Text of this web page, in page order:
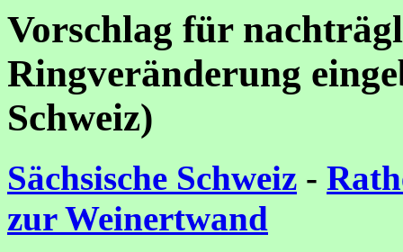
Vorschlag für
Ringveränderung
Schweiz)
Sächsische Schweiz -
zur Weinertwand